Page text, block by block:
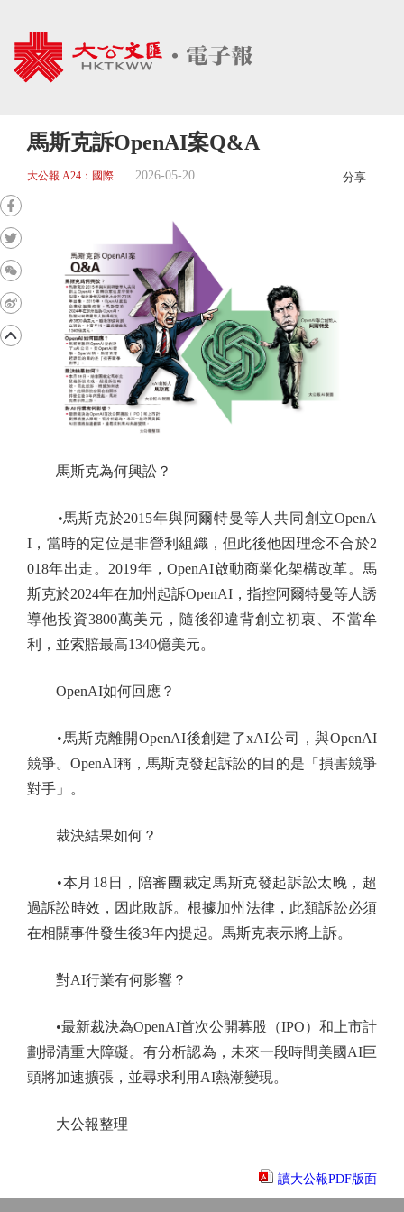
馬斯克訴OpenAI案Q&A
大公報 A24：國際 2026-05-20 分享
馬斯克為何興訟？
•馬斯克於2015年與阿爾特曼等人共同創立OpenA
I，當時的定位是非營利組織，但此後他因理念不合於2
018年出走。2019年，OpenAI啟動商業化架構改革。馬
斯克於2024年在加州起訴OpenAI，指控阿爾特曼等人誘
導他投資3800萬美元，隨後卻違背創立初衷、不當牟
利，並索賠最高1340億美元。
OpenAI如何回應？
•馬斯克離開OpenAI後創建了xAI公司，與OpenAI
競爭。OpenAI稱，馬斯克發起訴訟的目的是「損害競爭
對手」。
裁決結果如何？
•本月18日，陪審團裁定馬斯克發起訴訟太晚，超
過訴訟時效，因此敗訴。根據加州法律，此類訴訟必須
在相關事件發生後3年內提起。馬斯克表示將上訴。
對AI行業有何影響？
•最新裁決為OpenAI首次公開募股（IPO）和上市計
劃掃清重大障礙。有分析認為，未來一段時間美國AI巨
頭將加速擴張，並尋求利用AI熱潮變現。
大公報整理
讀大公報PDF版面